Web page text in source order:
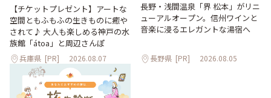
【チケットプレゼント】アートな
空間ともふもふの生きものに癒や
されて♪ 大人も楽しめる神戸の水
族館「átoa」と周辺さんぽ
兵庫県 [PR] 2026.08.07
長野・浅間温泉「界 松本」がリニ
ューアルオープン。信州ワインと
音楽に浸るエレガントな湯宿へ
長野県 [PR] 2026.08.05